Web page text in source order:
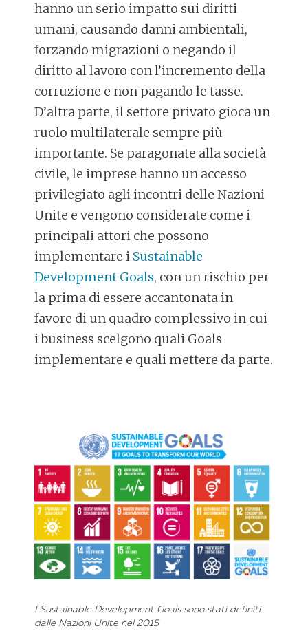
hanno un serio impatto sui diritti
umani, causando danni ambientali,
forzando migrazioni o negando il
diritto al lavoro con l’incremento della
corruzione e non pagando le tasse.
D’altra parte, il settore privato gioca un
ruolo multilaterale sempre più
importante. Se paragonate alla società
civile, le imprese hanno un accesso
privilegiato agli incontri delle Nazioni
Unite e vengono considerate come i
principali attori che possono
implementare i Sustainable
Development Goals, con un rischio per
la prima di essere accantonata in
favore di un quadro complessivo in cui
i business scelgono quali Goals
implementare e quali mettere da parte.
I Sustainable Development Goals sono stati definiti
dalle Nazioni Unite nel 2015